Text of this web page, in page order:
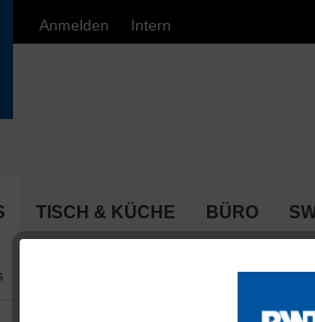
Anmelden Intern
TISCH & KÜCHE BÜRO